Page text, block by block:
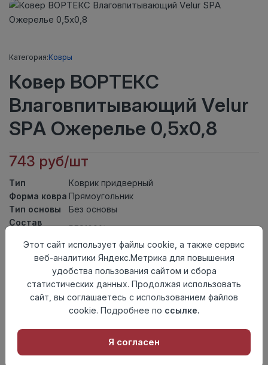
Категория:Ковры
Ковер ВОРТЕКС
Влаговпитывающий Velur
SPA Ожерелье 0,5х0,8
743 руб/шт
Тип
Коврик придверный
Форма ковра Прямоугольник
Тип основы
Без основы
Состав
PES100%
Тип ворса
Soft Touch
Класс
21кл
0,8
Ширина
0,5
Страна
происхождения
Китай
Добавить в корзину
Этот сайт использует файлы cookie, а также сервис
веб-аналитики Яндекс.Метрика для повышения
удобства пользования сайтом и сбора
статистических данных. Продолжая использовать
сайт, вы соглашаетесь с использованием файлов
cookie. Подробнее по ссылке.
Я согласен